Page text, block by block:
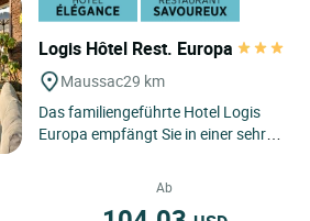
Logis Hôtel Rest. Europa
Maussac29 km
Das familiengeführte Hotel Logis
Europa empfängt Sie in einer sehr
Rande des Naturparks
Ab